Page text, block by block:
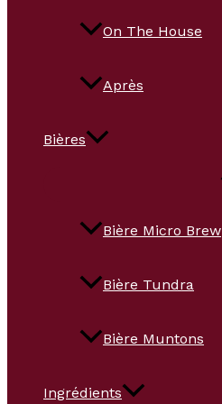
On The House
Après
Bières
Bière Micro Brew
Bière Tundra
Bière Muntons
Ingrédients